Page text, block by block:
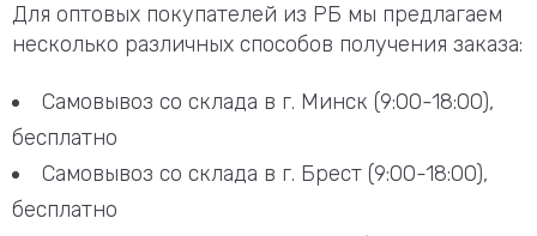
Для оптовых покупателей из РБ мы предлагаем
несколько различных способов получения заказа:
Самовывоз со склада в г. Минск (9:00-18:00),
бесплатно
Самовывоз со склада в г. Брест (9:00-18:00),
бесплатно